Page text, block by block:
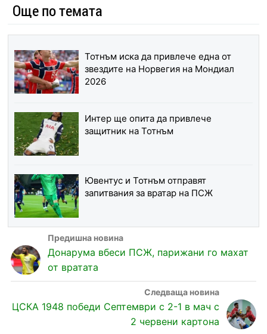
Още по темата
Тотнъм иска да привлече една от
звездите на Норвегия на Мондиал
2026
Интер ще опита да привлече
защитник на Тотнъм
Ювентус и Тотнъм отправят
запитвания за вратар на ПСЖ
Донарума вбеси ПСЖ, парижани го махат
от вратата
ЦСКА 1948 победи Септември с 2-1 в мач с
2 червени картона